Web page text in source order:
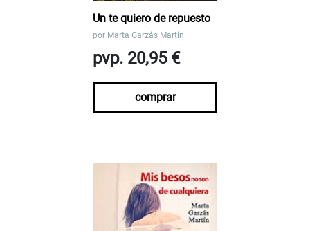
Un te quiero de repuesto
por Marta Garzás Martín
pvp. 20,95 €
comprar